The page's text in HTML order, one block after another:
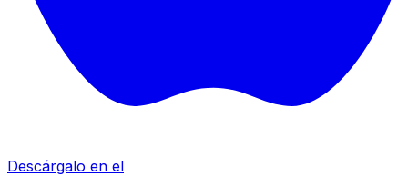
Descárgalo en el